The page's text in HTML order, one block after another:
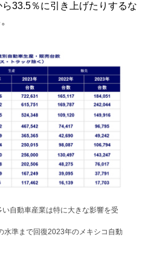
33.5％に引き上げたりするな
自動車産業は特に大きな影響を受
水準まで回復2023年のメキシコ自動